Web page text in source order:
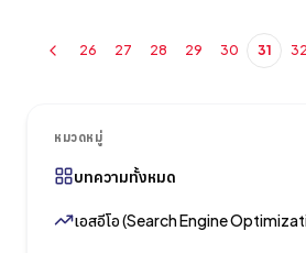
หมวดหมู่
บทความทั้งหมด
เอสอีโอ (Search Engine
26 27 28 29 30 31 32